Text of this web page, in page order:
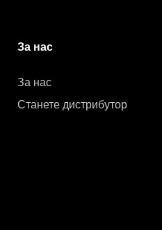
За нас
За нас
Станете дистрибутор